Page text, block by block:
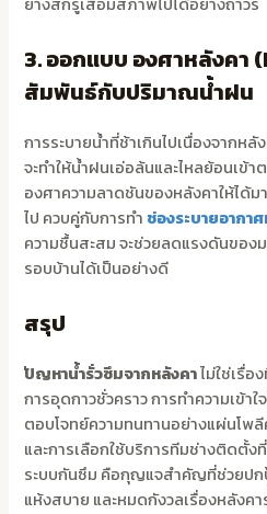
3. ออกแบบ องศาหลังคา
สัมพันธ์กับปริมาณน้ำฝน
การระบายน้ำที่ช้าเกินไปเนื่องจากหลั
จะทำให้น้ำฝนเอ่อล้นและไหลย้อนเข้
องศาความลาดชันของหลังคาให้ได้
ไป ควบคู่กับการทำช่องระบายอากา
ความชื้นสะสม จะช่วยลดแรงดันของ
รอบบ้านได้เป็นอย่างดี
สรุป
ปัญหาน้ำรั่วซึมจากหลังคาไม่ใช่เรื่
การอุดกาวชั่วคราว การทำความเข้า
ตอบโจทย์ความทนทานอย่างแผ่นโพ
และการเลือกใช้บริการทีมช่างติดตั้
ระบบกันซึม คือกุญแจสำคัญที่ช่วยป
แห้งสบาย และหมดกังวลเรื่องหลังค